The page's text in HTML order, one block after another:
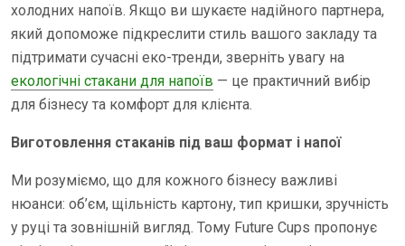
холодних напоїв. Якщо ви шукаєте надійного партнера,
який допоможе підкреслити стиль вашого закладу та
підтримати сучасні еко-тренди, зверніть увагу на
екологічні стакани для напоїв — це практичний вибір
для бізнесу та комфорт для клієнта.
Виготовлення стаканів під ваш формат і напої
Ми розуміємо, що для кожного бізнесу важливі
нюанси: об’єм, щільність картону, тип кришки, зручність
у руці та зовнішній вигляд. Тому Future Cups пропонує